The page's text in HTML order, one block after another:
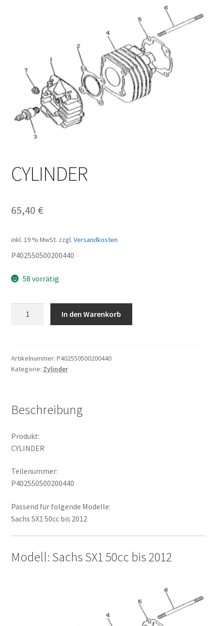
CYLINDER
65,40 €
inkl. 19 % MwSt. zzgl. Versandkosten
P402550500200440
58 vorrätig
In den Warenkorb
Artikelnummer: P402550500200440
Kategorie: Zylinder
Beschreibung
Produkt:
CYLINDER
Teilenummer:
P402550500200440
Passend für folgende Modelle:
Sachs SX1 50cc bis 2012
Modell: Sachs SX1 50cc bis 2012